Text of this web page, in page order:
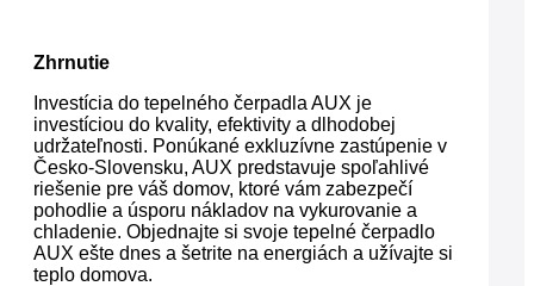
Zhrnutie
Investícia do tepelného čerpadla AUX je
investíciou do kvality, efektivity a dlhodobej
udržateľnosti. Ponúkané exkluzívne zastúpenie v
Česko-Slovensku, AUX predstavuje spoľahlivé
riešenie pre váš domov, ktoré vám zabezpečí
pohodlie a úsporu nákladov na vykurovanie a
chladenie. Objednajte si svoje tepelné čerpadlo
AUX ešte dnes a šetrite na energiách a užívajte si
teplo domova.